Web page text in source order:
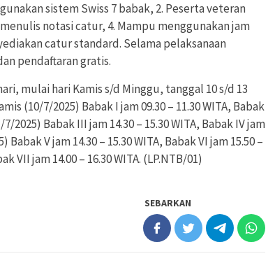
sistem Swiss 7 babak, 2. Peserta veteran
notasi catur, 4. Mampu menggunakan jam
catur standard. Selama pelaksanaan
pendaftaran gratis.
mulai hari Kamis s/d Minggu, tanggal 10 s/d 13
(10/7/2025) Babak I jam 09.30 – 11.30 WITA, Babak
2025) Babak III jam 14.30 – 15.30 WITA, Babak IV jam
Babak V jam 14.30 – 15.30 WITA, Babak VI jam 15.50 –
VII jam 14.00 – 16.30 WITA. (LP.NTB/01)
SEBARKAN